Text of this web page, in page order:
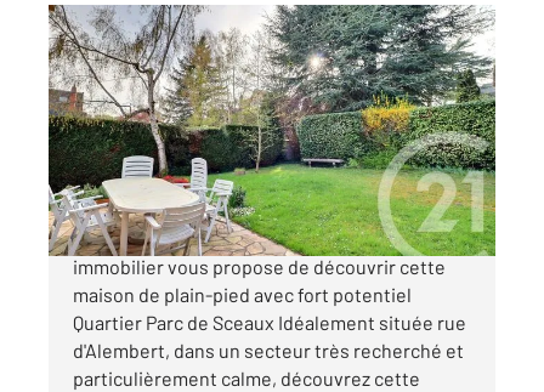
ANTONY 92
98,82 m2, 4 pièces
Ref : 5084
Maison à vendre
848 000 €
A ANTONY les agence Century 21 AES
immobilier vous propose de découvrir cette
maison de plain-pied avec fort potentiel
Quartier Parc de Sceaux Idéalement située rue
d'Alembert, dans un secteur très recherché et
particulièrement calme, découvrez cette